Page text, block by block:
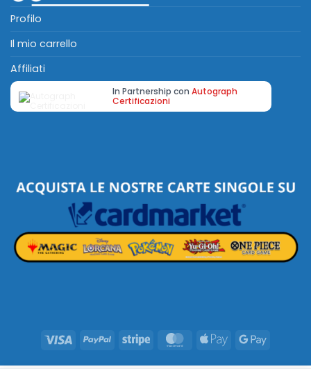
Profilo
Il mio carrello
Affiliati
In Partnership con Autograph
Certificazioni
Visa PayPal Stripe MasterCard
Apple
Google